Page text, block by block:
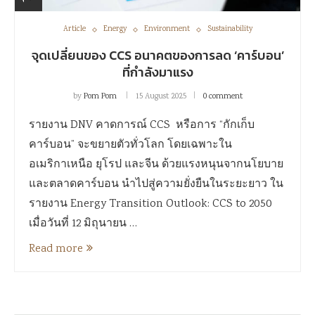
Article Energy Environment Sustainability
จุดเปลี่ยนของ CCS อนาคตของการลด ‘คาร์บอน’
ที่กำลังมาแรง
byPom Pom 15 August 2025 0 comment
รายงาน DNV คาดการณ์ CCS หรือการ “กักเก็บ
คาร์บอน” จะขยายตัวทั่วโลก โดยเฉพาะใน
อเมริกาเหนือ ยุโรป และจีน ด้วยแรงหนุนจากนโยบาย
และตลาดคาร์บอน นำไปสู่ความยั่งยืนในระยะยาว ใน
รายงาน Energy Transition Outlook: CCS to 2050
เมื่อวันที่ 12 มิถุนายน …
Read more